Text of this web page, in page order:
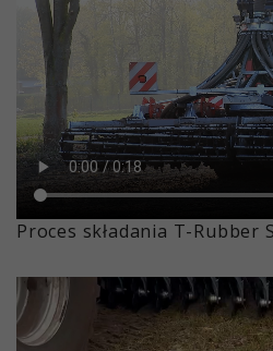
Proces składania T-Rubber